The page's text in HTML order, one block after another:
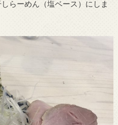
らーめん（塩ベース）にしま